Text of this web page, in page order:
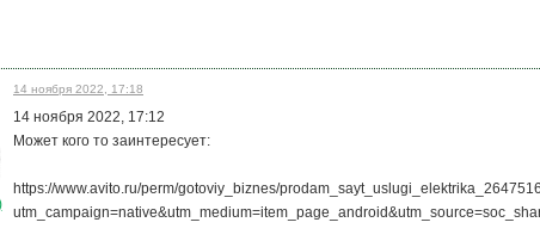
14 ноября 2022, 17:18
14 ноября 2022, 17:12
Может кого то заинтересует:
https://www.avito.ru/perm/gotoviy_biznes/